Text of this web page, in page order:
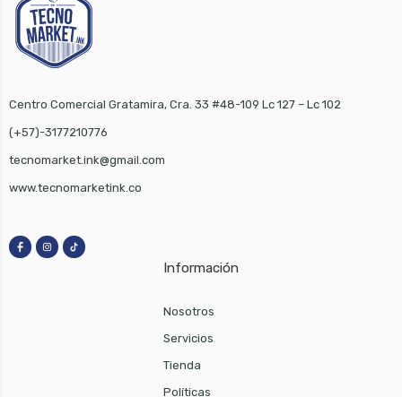
Centro Comercial Gratamira, Cra. 33 #48-109 Lc 127 – Lc 102
(+57)-3177210776
tecnomarket.ink@gmail.com
www.tecnomarketink.co
Información
Nosotros
Servicios
Tienda
Políticas